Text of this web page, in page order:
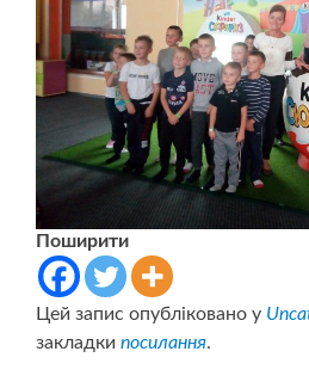
Поширити
Цей запис опубліковано у
закладки посилання.